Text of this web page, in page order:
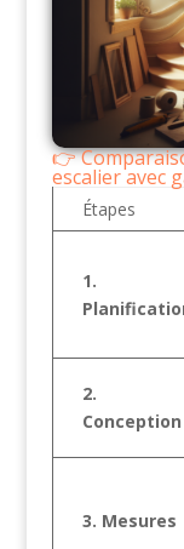
escalier avec
Étapes
1.
2.
Conception
3. Mesures